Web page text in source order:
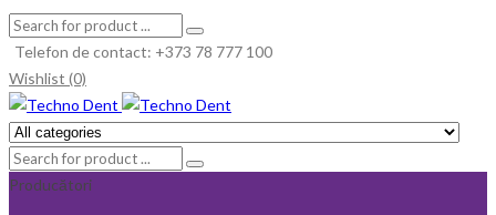
Telefon de contact: +373 78 777 100
Wishlist (0)
Producători